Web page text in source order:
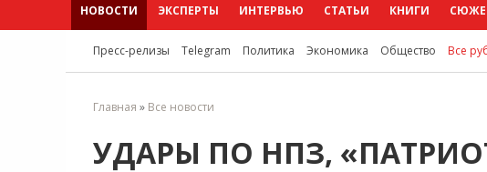
НОВОСТИ ЭКСПЕРТЫ ИНТЕРВЬЮ СТАТЬИ КНИГИ
Пресс-релизы Telegram Политика Экономика Общество Все
Главная » Все новости
УДАРЫ ПО НПЗ,